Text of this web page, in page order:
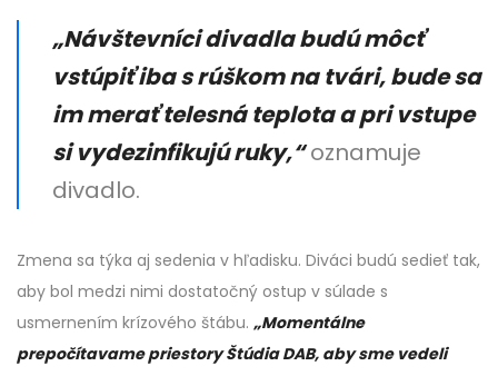
„Návštevníci divadla budú môcť
vstúpiť iba s rúškom na tvári, bude sa
im merať telesná teplota a pri vstupe
si vydezinfikujú ruky,“oznamuje
divadlo.
Zmena sa týka aj sedenia v hľadisku. Diváci budú sedieť tak,
aby bol medzi nimi dostatočný ostup v súlade s
usmernením krízového štábu. „Momentálne
prepočítavame priestory Štúdia DAB, aby sme vedeli